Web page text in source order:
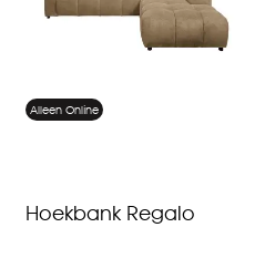
Alleen Online
Hoekbank Regalo